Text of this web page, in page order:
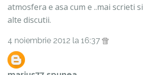
atmosfera e asa cum e ..mai scrieti
alte discutii.
4 noiembrie 2012 la 16:37